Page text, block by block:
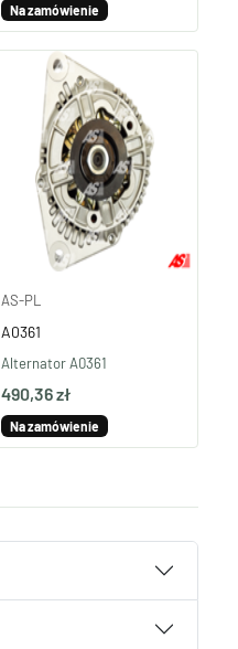
Na zamówienie
AS-PL
A0361
Alternator A0361
490,36 zł
Na zamówienie